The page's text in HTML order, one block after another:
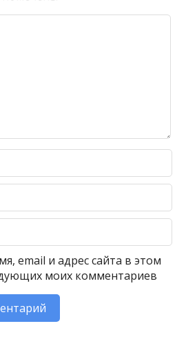
email и адрес сайта в этом
моих комментариев